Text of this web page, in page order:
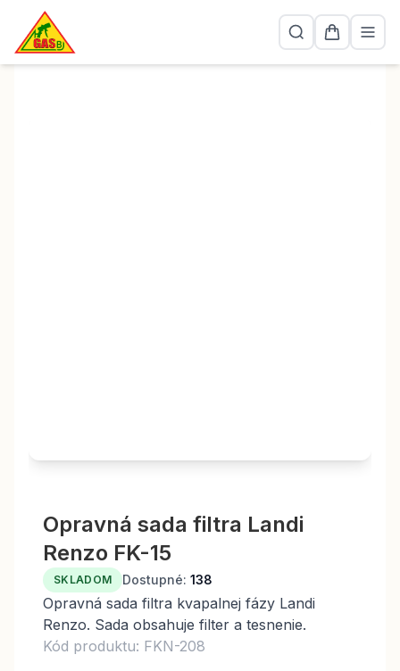
Opravná sada filtra Landi
Renzo FK-15
SKLADOM Dostupné: 138
Opravná sada filtra kvapalnej fázy Landi
Renzo. Sada obsahuje filter a tesnenie.
Kód produktu: FKN-208